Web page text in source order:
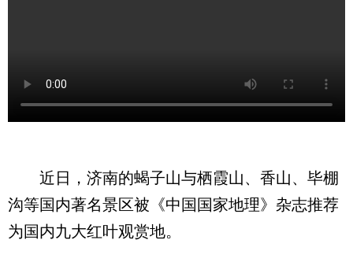
近日，济南的蝎子山与栖霞山、香山、毕棚
沟等国内著名景区被《中国国家地理》杂志推荐
为国内九大红叶观赏地。